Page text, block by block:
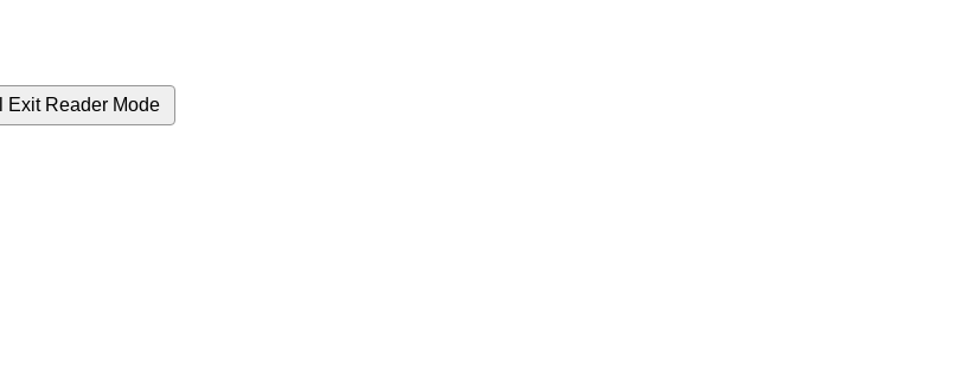
Exit Reader Mode